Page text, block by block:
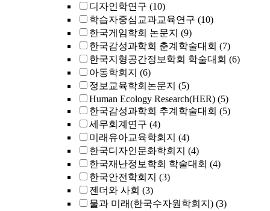
디자인학연구 (10)
학습자중심교과교육연구 (10)
한국게임학회 논문지 (9)
한국감성과학회 춘계학술대회 (7)
한국지형공간정보학회 학술대회 (6)
아동학회지 (6)
정보교육학회논문지 (5)
Human Ecology Research(HER) (5)
한국감성과학회 추계학술대회 (5)
세무회계연구 (4)
미래유아교육학회지 (4)
한국디자인문화학회지 (4)
한국재난정보학회 학술대회 (4)
한국안전학회지 (3)
젠더와 사회 (3)
물과 미래(한국수자원학회지) (3)